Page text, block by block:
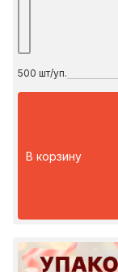
500 шт/уп.
В корзину